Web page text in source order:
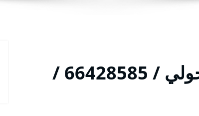
فني تركيب انتركم ميدان حولي / 66428585 /